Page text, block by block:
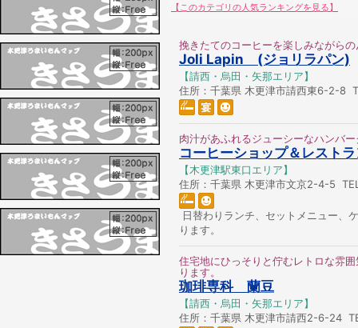
【このカテゴリの人気ランキングを見る】
挽きたてのコーヒーを楽しみながら
Joli Lapin (ジョリラパン)
【請西・烏田・矢那エリア】
住所：千葉県 木更津市請西東6-2-8
肉汁があふれるジューシーなハンバ
コーヒーショップ＆レスト
【木更津駅東口エリア】
住所：千葉県 木更津市文京2-4-5
日替わりランチ、セットメニュー、
ります。
住宅地にひっそりと佇むレトロな雰
ります。
珈琲専科 蘭豆
【請西・烏田・矢那エリア】
住所：千葉県 木更津市請西2-6-24